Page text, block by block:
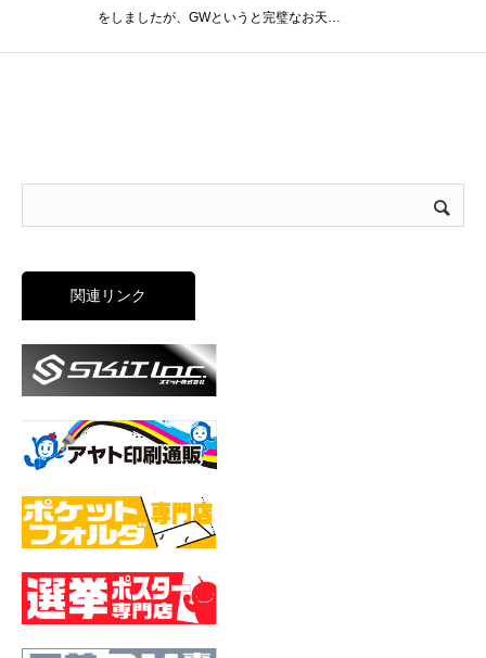
をしましたが、GWというと完璧なお天…
関連リンク